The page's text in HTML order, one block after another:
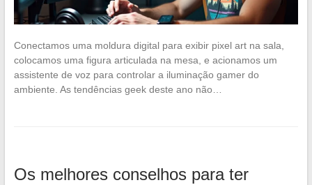
Conectamos uma moldura digital para exibir pixel art na sala,
colocamos uma figura articulada na mesa, e acionamos um
assistente de voz para controlar a iluminação gamer do
ambiente. As tendências geek deste ano não…
Os melhores conselhos para ter